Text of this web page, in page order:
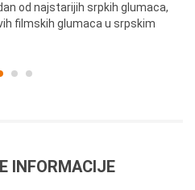
od najstarijih srpkih glumaca,
filmskih glumaca u srpskim
INFORMACIJE